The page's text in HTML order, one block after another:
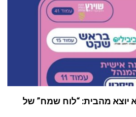
יוצא מהבית: “לוח שמח” של